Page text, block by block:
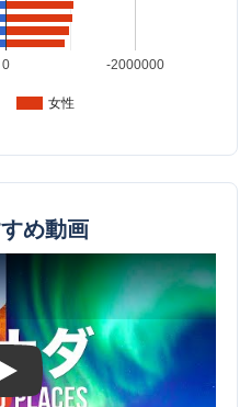
女性
0 -2000000
め動画
Play